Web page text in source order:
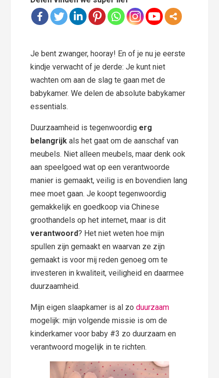
Je bent zwanger, hooray! En of je nu je eerste
kindje verwacht of je derde: Je kunt niet
wachten om aan de slag te gaan met de
babykamer. We delen de absolute babykamer
essentials.
Duurzaamheid is tegenwoordig erg
belangrijk als het gaat om de aanschaf van
meubels. Niet alleen meubels, maar denk ook
aan speelgoed wat op een verantwoorde
manier is gemaakt, veilig is en bovendien lang
mee moet gaan. Je koopt tegenwoordig
gemakkelijk en goedkoop via Chinese
groothandels op het internet, maar is dit
verantwoord? Het niet weten hoe mijn
spullen zijn gemaakt en waarvan ze zijn
gemaakt is voor mij reden genoeg om te
investeren in kwaliteit, veiligheid en daarmee
duurzaamheid.
Mijn eigen slaapkamer is al zo duurzaam
mogelijk: mijn volgende missie is om de
kinderkamer voor baby #3 zo duurzaam en
verantwoord mogelijk in te richten.